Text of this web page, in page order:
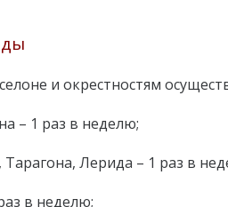
и окрестностям
– 1 раз в неделю;
Лерида – 1 раз в
в неделю;